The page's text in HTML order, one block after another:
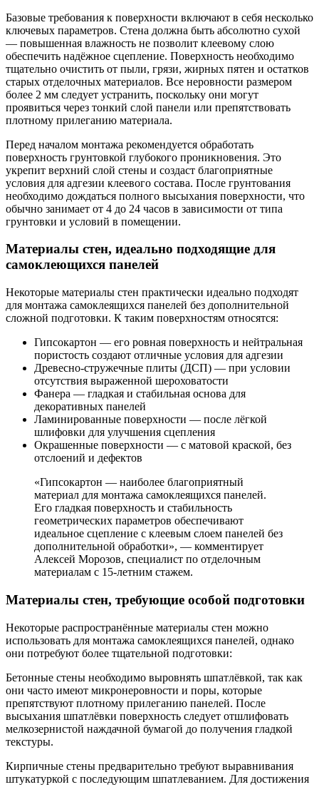
Базовые требования к поверхности включают в себя несколько
ключевых параметров. Стена должна быть абсолютно сухой
— повышенная влажность не позволит клеевому слою
обеспечить надёжное сцепление. Поверхность необходимо
тщательно очистить от пыли, грязи, жирных пятен и остатков
старых отделочных материалов. Все неровности размером
более 2 мм следует устранить, поскольку они могут
проявиться через тонкий слой панели или препятствовать
плотному прилеганию материала.
Перед началом монтажа рекомендуется обработать
поверхность грунтовкой глубокого проникновения. Это
укрепит верхний слой стены и создаст благоприятные
условия для адгезии клеевого состава. После грунтования
необходимо дождаться полного высыхания поверхности, что
обычно занимает от 4 до 24 часов в зависимости от типа
грунтовки и условий в помещении.
Материалы стен, идеально подходящие для
самоклеющихся панелей
Некоторые материалы стен практически идеально подходят
для монтажа самоклеящихся панелей без дополнительной
сложной подготовки. К таким поверхностям относятся:
Гипсокартон — его ровная поверхность и нейтральная
пористость создают отличные условия для адгезии
Древесно-стружечные плиты (ДСП) — при условии
отсутствия выраженной шероховатости
Фанера — гладкая и стабильная основа для
декоративных панелей
Ламинированные поверхности — после лёгкой
шлифовки для улучшения сцепления
Окрашенные поверхности — с матовой краской, без
отслоений и дефектов
«Гипсокартон — наиболее благоприятный
материал для монтажа самоклеящихся панелей.
Его гладкая поверхность и стабильность
геометрических параметров обеспечивают
идеальное сцепление с клеевым слоем панелей без
дополнительной обработки», — комментирует
Алексей Морозов, специалист по отделочным
материалам с 15-летним стажем.
Материалы стен, требующие особой подготовки
Некоторые распространённые материалы стен можно
использовать для монтажа самоклеящихся панелей, однако
они потребуют более тщательной подготовки:
Бетонные стены необходимо выровнять шпатлёвкой, так как
они часто имеют микронеровности и поры, которые
препятствуют плотному прилеганию панелей. После
высыхания шпатлёвки поверхность следует отшлифовать
мелкозернистой наждачной бумагой до получения гладкой
текстуры.
Кирпичные стены предварительно требуют выравнивания
штукатуркой с последующим шпатлеванием. Для достижения